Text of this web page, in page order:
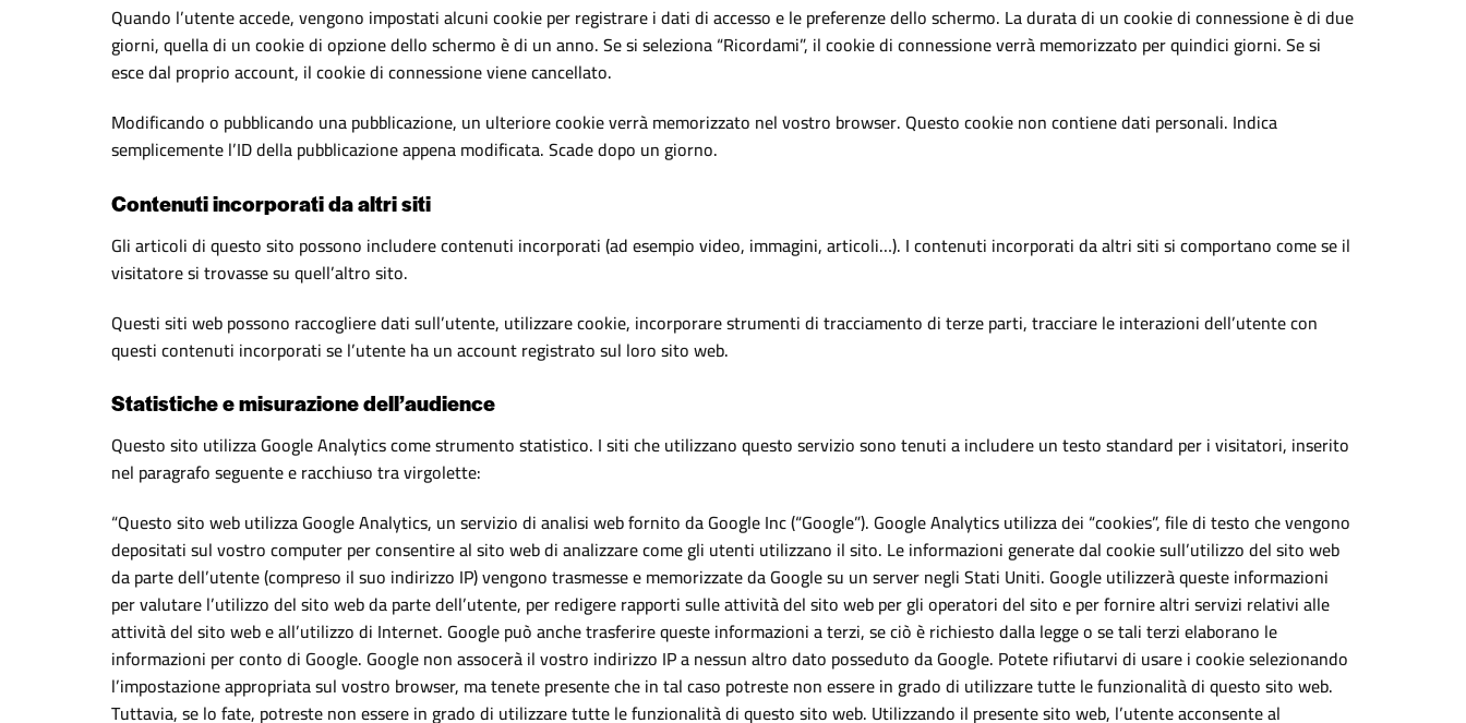
Quando l’utente accede, vengono impostati alcuni cookie per registrare i dati di accesso e le preferenze dello schermo. La durata di un cookie di connessione è di due
giorni, quella di un cookie di opzione dello schermo è di un anno. Se si seleziona “Ricordami”, il cookie di connessione verrà memorizzato per quindici giorni. Se si
esce dal proprio account, il cookie di connessione viene cancellato.
Modificando o pubblicando una pubblicazione, un ulteriore cookie verrà memorizzato nel vostro browser. Questo cookie non contiene dati personali. Indica
semplicemente l’ID della pubblicazione appena modificata. Scade dopo un giorno.
Contenuti incorporati da altri siti
Gli articoli di questo sito possono includere contenuti incorporati (ad esempio video, immagini, articoli…). I contenuti incorporati da altri siti si comportano come se il
visitatore si trovasse su quell’altro sito.
Questi siti web possono raccogliere dati sull’utente, utilizzare cookie, incorporare strumenti di tracciamento di terze parti, tracciare le interazioni dell’utente con
questi contenuti incorporati se l’utente ha un account registrato sul loro sito web.
Statistiche e misurazione dell’audience
Questo sito utilizza Google Analytics come strumento statistico. I siti che utilizzano questo servizio sono tenuti a includere un testo standard per i visitatori, inserito
nel paragrafo seguente e racchiuso tra virgolette:
“Questo sito web utilizza Google Analytics, un servizio di analisi web fornito da Google Inc (“Google”). Google Analytics utilizza dei “cookies”, file di testo che vengono
depositati sul vostro computer per consentire al sito web di analizzare come gli utenti utilizzano il sito. Le informazioni generate dal cookie sull’utilizzo del sito web
da parte dell’utente (compreso il suo indirizzo IP) vengono trasmesse e memorizzate da Google su un server negli Stati Uniti. Google utilizzerà queste informazioni
per valutare l’utilizzo del sito web da parte dell’utente, per redigere rapporti sulle attività del sito web per gli operatori del sito e per fornire altri servizi relativi alle
attività del sito web e all’utilizzo di Internet. Google può anche trasferire queste informazioni a terzi, se ciò è richiesto dalla legge o se tali terzi elaborano le
informazioni per conto di Google. Google non assocerà il vostro indirizzo IP a nessun altro dato posseduto da Google. Potete rifiutarvi di usare i cookie selezionando
l’impostazione appropriata sul vostro browser, ma tenete presente che in tal caso potreste non essere in grado di utilizzare tutte le funzionalità di questo sito web.
Tuttavia, se lo fate, potreste non essere in grado di utilizzare tutte le funzionalità di questo sito web. Utilizzando il presente sito web, l’utente acconsente al